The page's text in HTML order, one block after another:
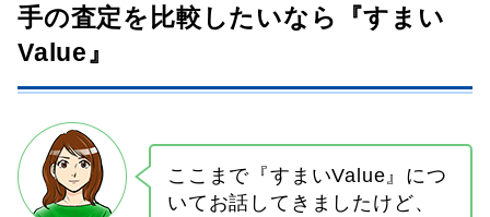
手の査定を比較したいなら『すまい
Value』
ここまで『すまいValue』につ
いてお話してきましたけど、